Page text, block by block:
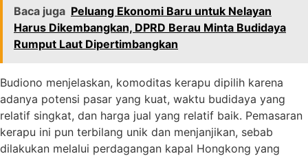
Baca juga Peluang Ekonomi Baru untuk Nelayan
Harus Dikembangkan, DPRD Berau Minta Budidaya
Rumput Laut Dipertimbangkan
Budiono menjelaskan, komoditas kerapu dipilih karena
adanya potensi pasar yang kuat, waktu budidaya yang
relatif singkat, dan harga jual yang relatif baik. Pemasaran
kerapu ini pun terbilang unik dan menjanjikan, sebab
dilakukan melalui perdagangan kapal Hongkong yang